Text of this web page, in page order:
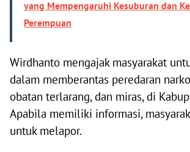
yang Mempengaruhi Kesuburan dan
Perempuan
Wirdhanto mengajak masyarakat
dalam memberantas peredaran
obatan terlarang, dan miras, di
Apabila memiliki informasi,
untuk melapor.